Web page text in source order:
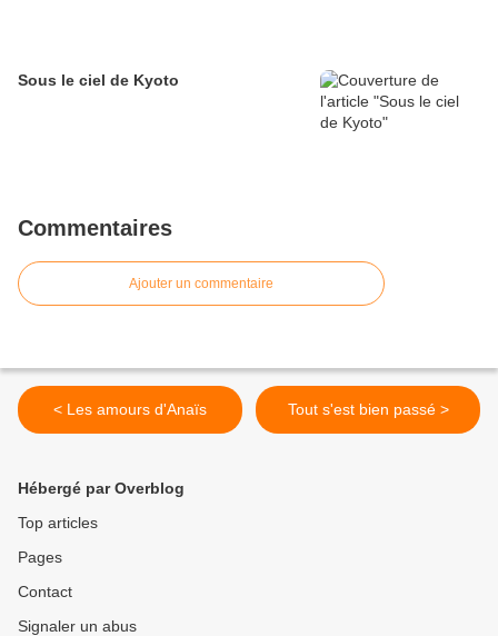
Sous le ciel de Kyoto
Commentaires
Ajouter un commentaire
< Les amours d'Anaïs Tout s'est bien passé >
Hébergé par Overblog
Top articles
Pages
Contact
Signaler un abus